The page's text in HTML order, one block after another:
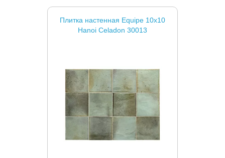
Плитка настенная Equipe 10x10
Hanoi Celadon 30013